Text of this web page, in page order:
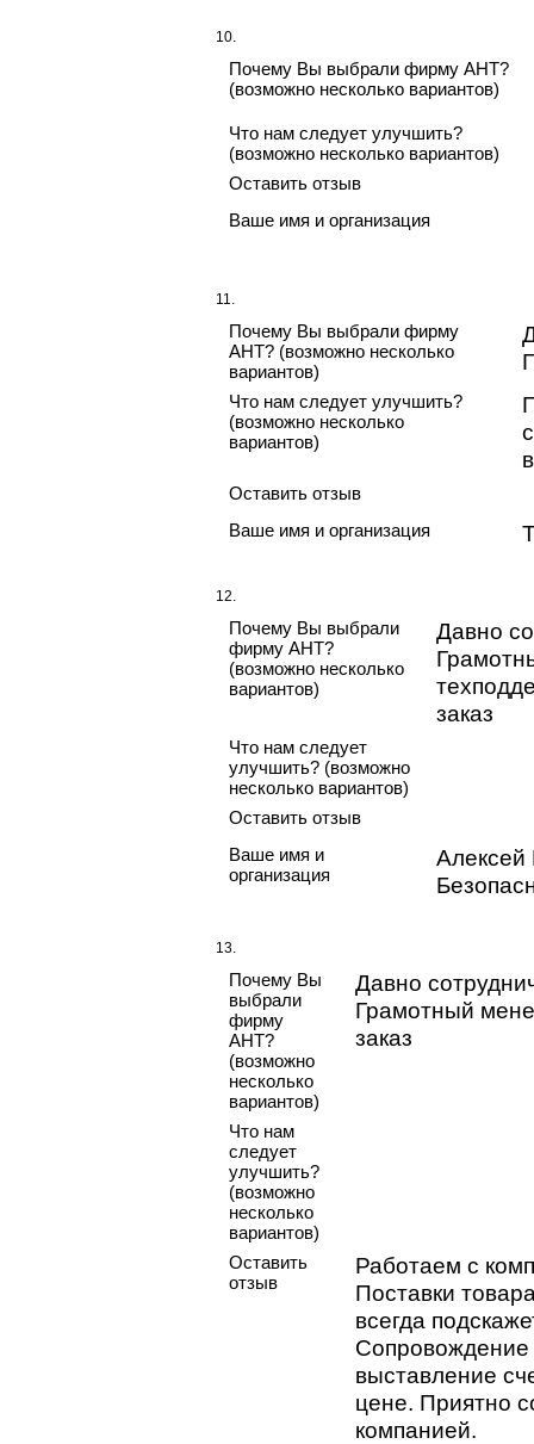
10.
Почему Вы выбрали фирму АНТ?
(возможно несколько вариантов)
Что нам следует улучшить?
(возможно несколько вариантов)
Оставить отзыв
Ваше имя и организация
11.
Почему Вы выбрали фирму
АНТ? (возможно несколько
вариантов)
Что нам следует улучшить?
(возможно несколько
вариантов)
Оставить отзыв
Ваше имя и организация
12.
Почему Вы выбрали
фирму АНТ?
(возможно несколько
вариантов)
Давно
заказ
Что нам следует
улучшить? (возможно
несколько вариантов)
Оставить отзыв
Ваше имя и
организация
13.
Почему Вы
выбрали
фирму
АНТ?
(возможно
несколько
вариантов)
Давно
Грамотный
заказ
Что нам
следует
улучшить?
(возможно
несколько
вариантов)
Оставить
отзыв
Работаем с
Поставки
всегда
Сопровождение
выставление
цене. Приятно
компанией.